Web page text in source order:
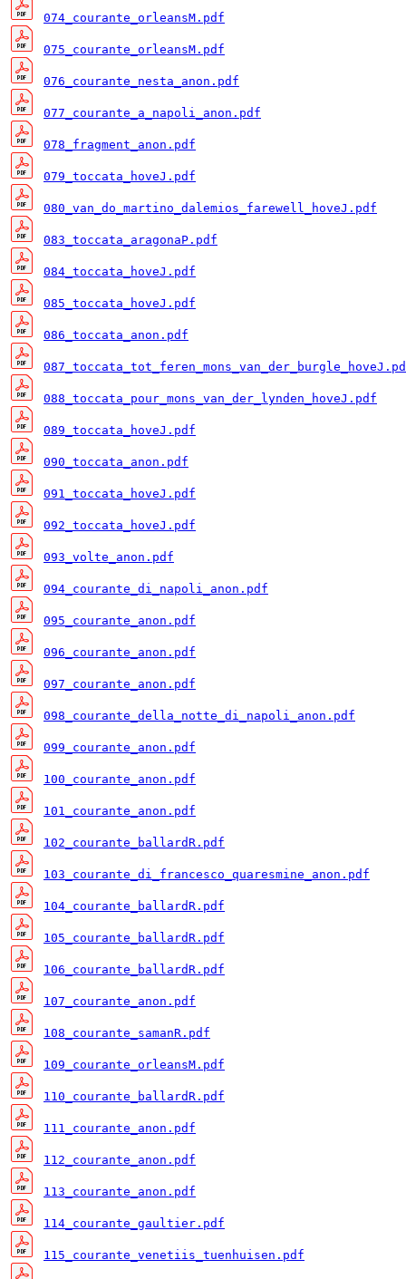
074_courante_orleansM.pdf
075_courante_orleansM.pdf
076_courante_nesta_anon.pdf
077_courante_a_napoli_anon.pdf
078_fragment_anon.pdf
079_toccata_hoveJ.pdf
080_van_do_martino_dalemios_farewell_hoveJ.pdf
083_toccata_aragonaP.pdf
084_toccata_hoveJ.pdf
085_toccata_hoveJ.pdf
086_toccata_anon.pdf
088_toccata_pour_mons_van_der_lynden_hoveJ.pdf
089_toccata_hoveJ.pdf
090_toccata_anon.pdf
091_toccata_hoveJ.pdf
092_toccata_hoveJ.pdf
093_volte_anon.pdf
094_courante_di_napoli_anon.pdf
095_courante_anon.pdf
096_courante_anon.pdf
097_courante_anon.pdf
098_courante_della_notte_di_napoli_anon.pdf
099_courante_anon.pdf
100_courante_anon.pdf
101_courante_anon.pdf
102_courante_ballardR.pdf
103_courante_di_francesco_quaresmine_anon.pdf
104_courante_ballardR.pdf
105_courante_ballardR.pdf
106_courante_ballardR.pdf
107_courante_anon.pdf
108_courante_samanR.pdf
109_courante_orleansM.pdf
110_courante_ballardR.pdf
111_courante_anon.pdf
112_courante_anon.pdf
113_courante_anon.pdf
114_courante_gaultier.pdf
115_courante_venetiis_tuenhuisen.pdf